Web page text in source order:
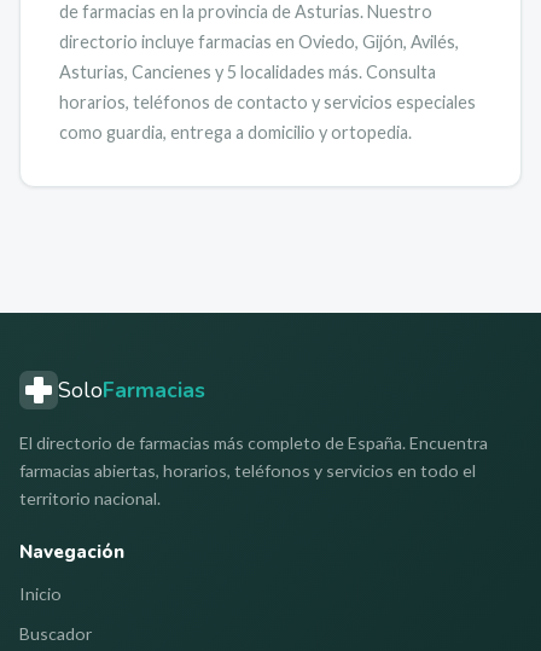
de farmacias en la provincia deAsturias.Nuestro
directorio incluye farmacias en Oviedo, Gijón, Avilés,
Asturias, Cancienes y 5 localidades más.Consulta
horarios, teléfonos de contacto y servicios especiales
como guardia, entrega a domicilio y ortopedia.
SoloFarmacias
El directorio de farmacias más completo de España. Encuentra
farmacias abiertas, horarios, teléfonos y servicios en todo el
territorio nacional.
Navegación
Inicio
Buscador